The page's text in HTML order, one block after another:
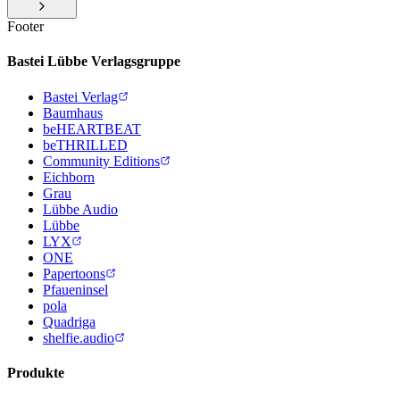
Footer
Bastei Lübbe Verlagsgruppe
Bastei Verlag
Baumhaus
beHEARTBEAT
beTHRILLED
Community Editions
Eichborn
Grau
Lübbe Audio
Lübbe
LYX
ONE
Papertoons
Pfaueninsel
pola
Quadriga
shelfie.audio
Produkte